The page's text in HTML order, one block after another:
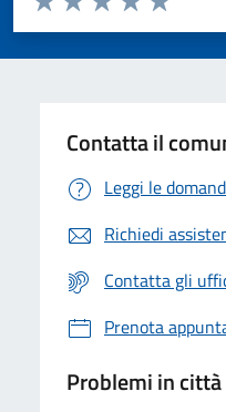
Valuta 5
Valuta 4
Valuta 3 stelle su
Valuta 2 stelle su 5
Valuta 1 stelle su 5
Contatta il
Leggi le
Richiedi
Contatta gli
Prenota
Problemi in città